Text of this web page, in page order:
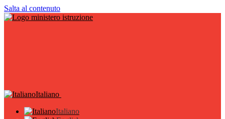
Salta al contenuto
Italiano
Italiano